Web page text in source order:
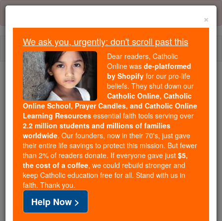
Skip
content
Because of You, 2.2 Million
Students Are Being Formed in the
Faith
Because of generous supporters like you,
Catholic Online School has already delivered
free, faithful Catholic education to over 2.2
million students across 193 countries. In an age
of noise and algorithms, you are helping form
souls with truth, prayer, Scripture, and Christ.
If everyone who reads this gave just $5 — the
×
We ask you, urgently: don't scroll past this
Dear readers, Catholic
Online was de-platformed
by Shopify for our pro-life
beliefs. They shut down our
Catholic Online, Catholic
Online School, Prayer Candles, and Catholic Online
Learning Resources essential faith tools serving over
2.2 million students and millions of families
worldwide. Our founders, now in their 70's, just gave
their entire life savings to protect this mission. But fewer
than 2% of readers donate. If everyone gave just $5,
the cost of a coffee, we could rebuild stronger and
keep Catholic education free for all. Stand with us in
faith. Thank you.
Help Now >